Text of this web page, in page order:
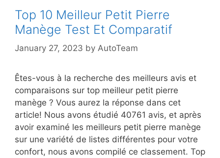
Top 10 Meilleur Petit Pierre
Manège Test Et Comparatif
January 27, 2023 by AutoTeam
Êtes-vous à la recherche des meilleurs avis et
comparaisons sur top meilleur petit pierre
manège ? Vous aurez la réponse dans cet
article! Nous avons étudié 40761 avis, et après
avoir examiné les meilleurs petit pierre manège
sur une variété de listes différentes pour votre
confort, nous avons compilé ce classement. Top